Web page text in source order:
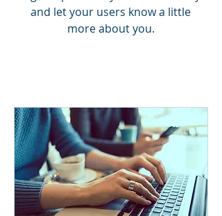
and let your users know a little
more about you.